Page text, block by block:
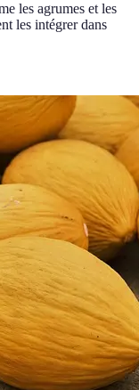
les agrumes et les
les intégrer dans